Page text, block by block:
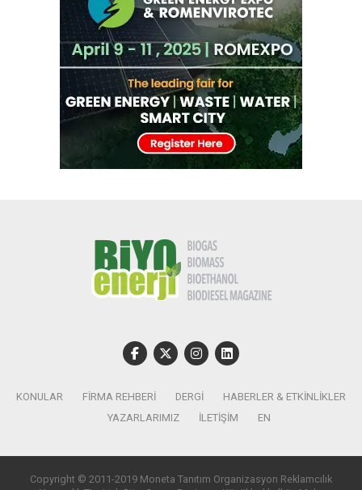
KONULAR FIRMA REHBERI DERGI
HABERLER & ETKINLIKLER
YAZARLARIMIZ
İLETIŞIM EN
Copyright © 2011-2019 Moneta Tanıtım Organizasyon Reklamcılık